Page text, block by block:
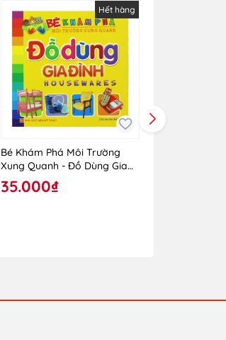
Hết hàng
Bé Khám Phá Môi Trường
Xung Quanh - Đồ Dùng Gia
Đình
35.000₫